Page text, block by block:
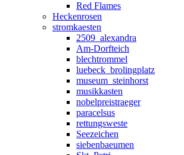
Red Flames
Heckenrosen
stromkaesten
2509_alexandra
Am-Dorfteich
blechtrommel
luebeck_brolingplatz
museum_steinhorst
musikkasten
nobelpreistraeger
paracelsus
rettungsweste
Seezeichen
siebenbaeumen